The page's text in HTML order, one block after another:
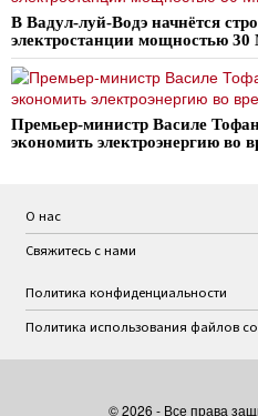
В Вадул-луй-Водэ начнётся
электростанции мощностью
Премьер-министр Василе
экономить электроэнергию во
О нас
Свяжитесь с нами
Политика конфиденциальности
Политика использования файлов
©2026 - Все права